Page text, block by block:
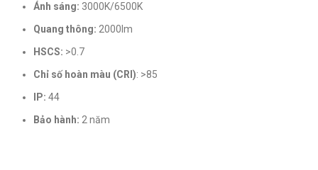
Ánh sáng: 3000K/6500K
Quang thông: 2000lm
HSCS: >0.7
Chỉ số hoàn màu (CRI): >85
IP: 44
Bảo hành: 2 năm